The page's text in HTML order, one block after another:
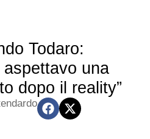
Todaro:
aspettavo una
dopo il reality”